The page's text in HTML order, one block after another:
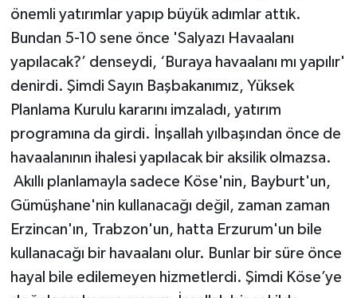
önemli yatırımlar yapıp büyük adımlar attık.
Bundan 5-10 sene önce 'Salyazı Havaalanı
yapılacak?’ denseydi, ‘Buraya havaalanı mı yapılır'
denirdi. Şimdi Sayın Başbakanımız, Yüksek
Planlama Kurulu kararını imzaladı, yatırım
programına da girdi. İnşallah yılbaşından önce de
havaalanının ihalesi yapılacak bir aksilik olmazsa.
Akıllı planlamayla sadece Köse'nin, Bayburt'un,
Gümüşhane'nin kullanacağı değil, zaman zaman
Erzincan'ın, Trabzon'un, hatta Erzurum'un bile
kullanacağı bir havaalanı olur. Bunlar bir süre önce
hayal bile edilemeyen hizmetlerdi. Şimdi Köse’ye